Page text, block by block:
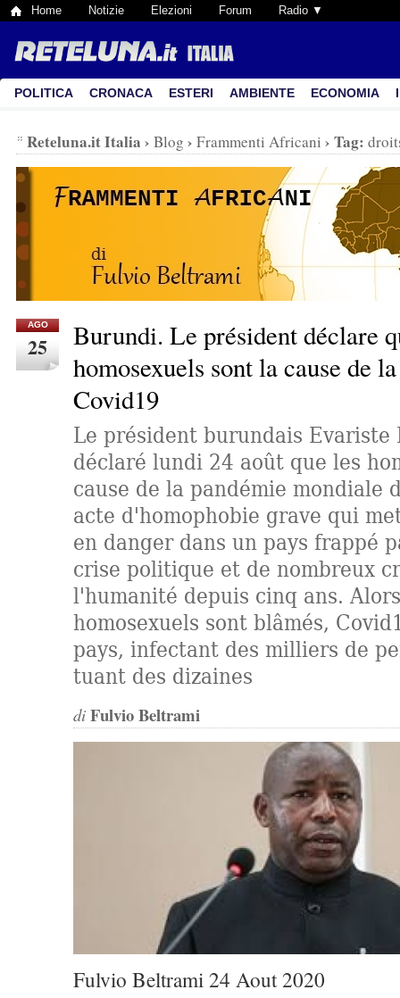
Home Notizie Elezioni Forum Radio ▼
POLITICA CRONACA ESTERI AMBIENTE ECONOMIA
Reteluna.it Italia › Blog › Frammenti Africani › Tag:
AGO
25
Burundi. Le président déclare
homosexuels sont la cause de
Covid19
Le président burundais Evariste
déclaré lundi 24 août que les
cause de la pandémie mondiale
acte d'homophobie grave qui
en danger dans un pays frappé
crise politique et de nombreux
l'humanité depuis cinq ans.
homosexuels sont blâmés,
pays, infectant des milliers de
tuant des dizaines
di Fulvio Beltrami
Fulvio Beltrami 24 Aout 2020